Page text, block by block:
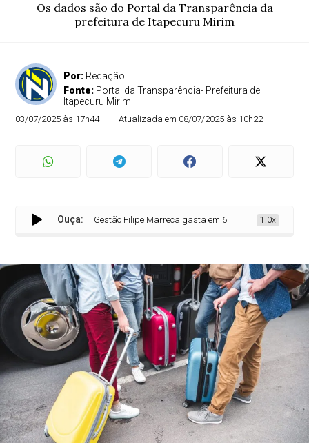
Os dados são do Portal da Transparência da
prefeitura de Itapecuru Mirim
Por: Redação
Fonte: Portal da Transparência- Prefeitura de
Itapecuru Mirim
03/07/2025 às 17h44 Atualizada em 08/07/2025 às 10h22
Ouça:Gestão Filipe Marreca gasta em 6 meses o que Coroba
1.0x